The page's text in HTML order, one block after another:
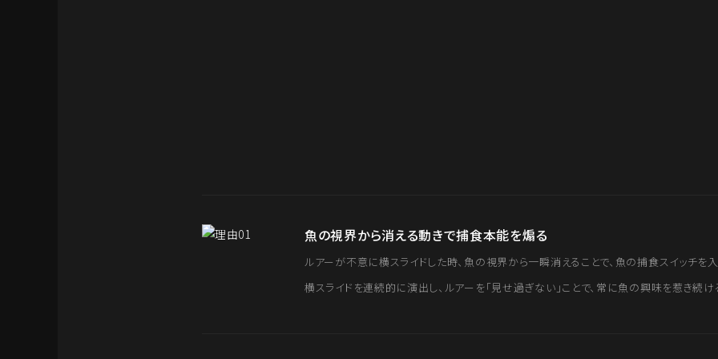
魚の視界から消える動きで捕食本能を煽る
ルアーが不意に横スライドした時、魚の視界から一瞬消えることで、魚の捕食スイッチを入
横スライドを連続的に演出し、ルアーを「見せ過ぎない」ことで、常に魚の興味を惹き続け